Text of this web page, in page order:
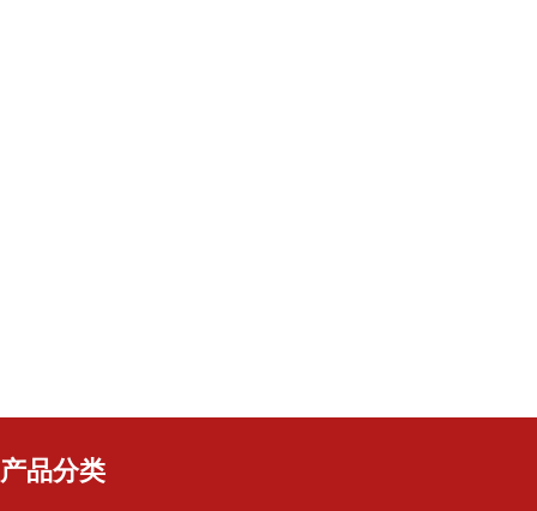
产品分类